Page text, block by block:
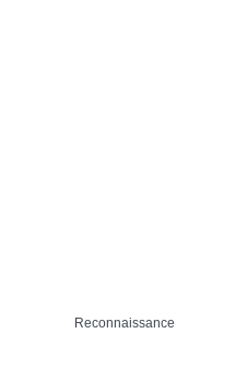
Reconnaissance